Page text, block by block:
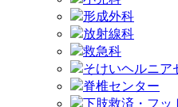
形成外科
放射線科
救急科
そけいヘルニア
脊椎センター
下肢救済・フッ